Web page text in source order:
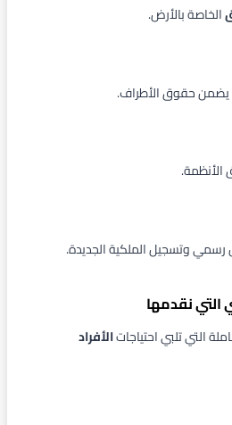
الخاصة بالأرض.
يضمن حقوق الأطراف.
وتسجيل الملكية الجديدة.
التي نقدمها
التي تلبي احتياجاتالأفراد